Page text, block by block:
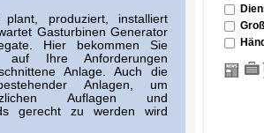
plant, produziert, installiert
Gasturbinen Generator
Hier bekommen Sie
auf Ihre Anforderungen
Anlage. Auch die
Anlagen, um
Auflagen und
gerecht zu werden wird